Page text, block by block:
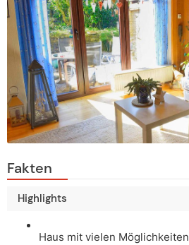
Fakten
Highlights
Haus mit vielen Möglichkeiten